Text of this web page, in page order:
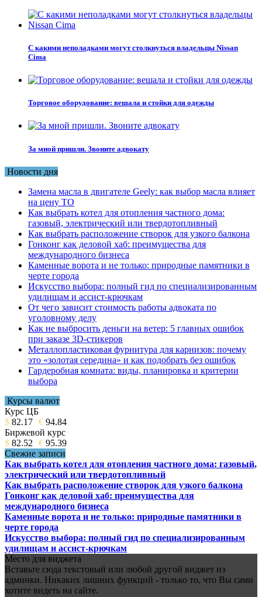
С какими неполадками могут столкнуться владельцы Nissan
Cima
Торговое оборудование: вешала и стойки для одежды
За мной пришли. Звоните адвокату
Новости дня
Замена масла в двигателе Geely: как выбор масла влияет
на цену ТО
Как выбрать котел для отопления частного дома:
газовый, электрический или твердотопливный
Как выбрать расположение створок для узкого балкона
Гонконг как деловой хаб: преимущества для
международного бизнеса
Каменные ворота и не только: природные памятники в
черте города
Искусство выбора: полный гид по специализированным
удилищам и ассист-крючкам
От чего зависит стоимость работы адвоката по
уголовному делу
Как не выбросить деньги на ветер: 5 главных ошибок
при заказе 3D-стикеров
Металлопластиковая фурнитура для карнизов: почему
это «золотая середина» и как подобрать без ошибок
Гардеробная комната: виды, планировка и критерии
выбора
Курсы валют
Курс ЦБ
$ 82.17 € 94.84
Биржевой курс
$ 82.52 € 95.39
Свежие записи
Как выбрать котел для отопления частного дома: газовый,
электрический или твердотопливный
Как выбрать расположение створок для узкого балкона
Гонконг как деловой хаб: преимущества для
международного бизнеса
Каменные ворота и не только: природные памятники в
черте города
Искусство выбора: полный гид по специализированным
удилищам и ассист-крючкам
Место для виджета
Вставьте сюда текстовый или любой другой виджет из
админки. Никаких лишних функций - только то, что Вы сами
хотите видеть на сайте.